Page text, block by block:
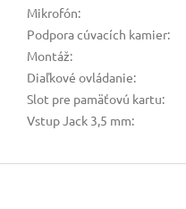
Mikrofón:
Podpora cúvacích kamier:
Montáž:
Diaľkové ovládanie:
Slot pre pamäťovú kartu:
Vstup Jack 3,5 mm:
Z